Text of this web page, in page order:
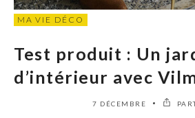
MA VIE DÉCO
Test produit : Un
d’intérieur avec
7 DÉCEMBRE